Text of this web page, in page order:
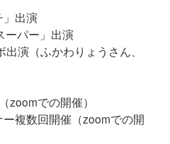
」出演
ーパー」出演
演（ふかわりょうさん、
zoomでの開催）
複数回開催（zoomでの開